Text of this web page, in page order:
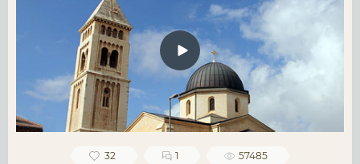
32 1 57485